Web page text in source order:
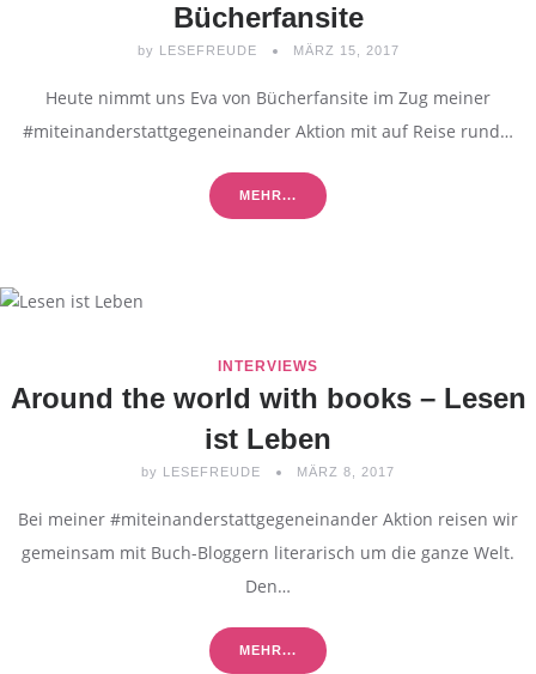
Bücherfansite
by LESEFREUDE MÄRZ 15, 2017
Heute nimmt uns Eva von Bücherfansite im Zug meiner
#miteinanderstattgegeneinander Aktion mit auf Reise rund…
MEHR...
INTERVIEWS
Around the world with books – Lesen
ist Leben
by LESEFREUDE MÄRZ 8, 2017
Bei meiner #miteinanderstattgegeneinander Aktion reisen wir
gemeinsam mit Buch-Bloggern literarisch um die ganze Welt.
Den…
MEHR...